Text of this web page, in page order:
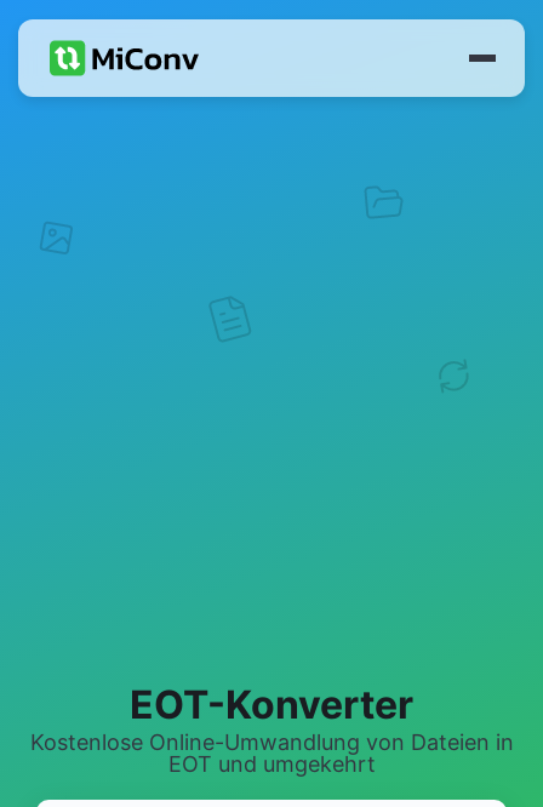
EOT-Konverter
Kostenlose Online-Umwandlung von Dateien in
EOT und umgekehrt